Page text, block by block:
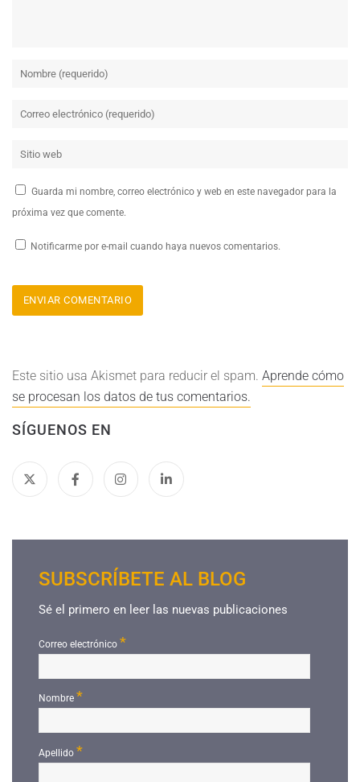
Guarda mi nombre, correo electrónico y web en este navegador para la
próxima vez que comente.
Notificarme por e-mail cuando haya nuevos comentarios.
Este sitio usa Akismet para reducir el spam. Aprende cómo
se procesan los datos de tus comentarios.
SÍGUENOS EN
SUBSCRÍBETE AL BLOG
Sé el primero en leer las nuevas publicaciones
Correo electrónico*
Nombre *
Apellido*